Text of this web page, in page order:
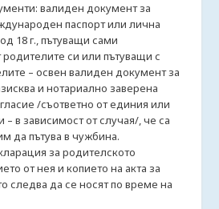
валиден документ за
паспорт или лична
18 г., пътуващи сами
си или пътуващи с
– освен валиден документ за
и нотариално заверена
/съответно от единия или
в зависимост от случая/, че са
да пътува в чужбина.
за родителското
от нея и копието на акта за
следва да се носят по време на